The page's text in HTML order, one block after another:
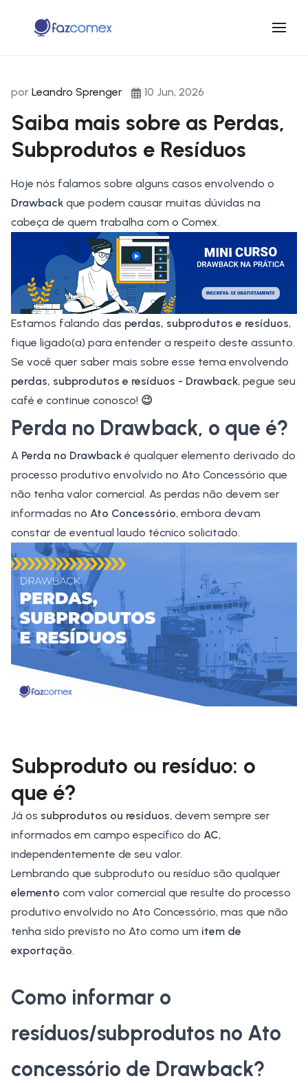
por Leandro Sprenger 10 Jun, 2026
Saiba mais sobre as Perdas,
Subprodutos e Resíduos
Hoje nós falamos sobre alguns casos envolvendo o
Drawback que podem causar muitas dúvidas na
cabeça de quem trabalha com o Comex.
Estamos falando das perdas, subprodutos e resíduos,
fique ligado(a) para entender a respeito deste assunto.
Se você quer saber mais sobre esse tema envolvendo
perdas, subprodutos e resíduos - Drawback, pegue seu
café e continue conosco! 😉
Perda no Drawback, o que é?
A Perda no Drawback é qualquer elemento derivado do
processo produtivo envolvido no Ato Concessório que
não tenha valor comercial. As perdas não devem ser
informadas no Ato Concessório, embora devam
constar de eventual laudo técnico solicitado.
Subproduto ou resíduo: o
que é?
Já os subprodutos ou resíduos, devem sempre ser
informados em campo específico do AC,
independentemente de seu valor.
Lembrando que subproduto ou resíduo são qualquer
elemento com valor comercial que resulte do processo
produtivo envolvido no Ato Concessório, mas que não
tenha sido previsto no Ato como um item de
exportação.
Como informar o
resíduos/subprodutos no Ato
concessório de Drawback?